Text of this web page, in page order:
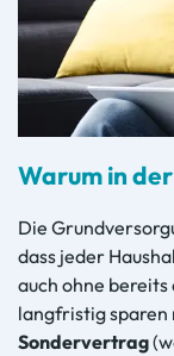
Warum in
Die
dass jeder
auch ohne
langfristig
Sondervertrag